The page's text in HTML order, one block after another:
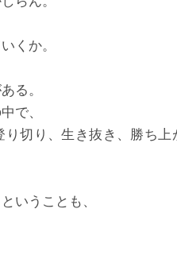
くか。
る。
で、
切り、生き抜き、勝ち上
いうことも、